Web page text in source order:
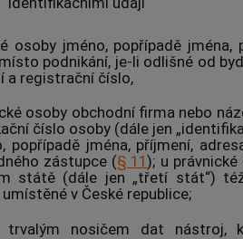
osoby jméno, popřípadě jména,
podnikání, je-li odlišné od
a registrační číslo,
osoby obchodní firma nebo
číslo osoby (dále jen
popřípadě jména, příjmení,
zástupce(§ 11); u
státě (dále jen „třetí stát“)
v České republice;
trvalým nosičem dat nástroj,